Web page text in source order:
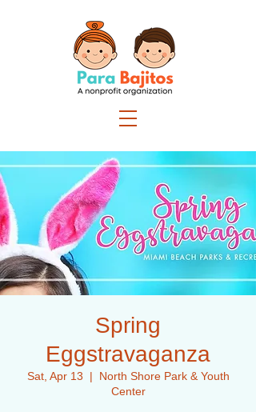
Spring
Eggstravaganza
Sat, Apr 13
  |
North Shore Park & Youth
Center